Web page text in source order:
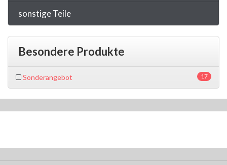
sonstige Teile
Besondere Produkte
17
Sonderangebot